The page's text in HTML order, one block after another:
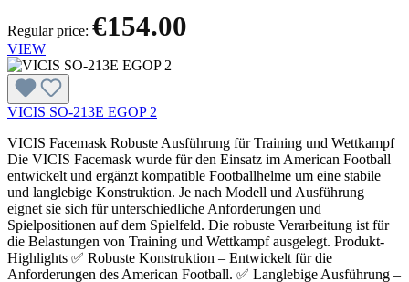
Regular price: €154.00
VIEW
VICIS SO-213E EGOP 2
VICIS Facemask Robuste Ausführung für Training und Wettkampf
Die VICIS Facemask wurde für den Einsatz im American Football
entwickelt und ergänzt kompatible Footballhelme um eine stabile
und langlebige Konstruktion. Je nach Modell und Ausführung
eignet sie sich für unterschiedliche Anforderungen und
Spielpositionen auf dem Spielfeld. Die robuste Verarbeitung ist für
die Belastungen von Training und Wettkampf ausgelegt. Produkt-
Highlights ✅ Robuste Konstruktion – Entwickelt für die
Anforderungen des American Football. ✅ Langlebige Ausführung –